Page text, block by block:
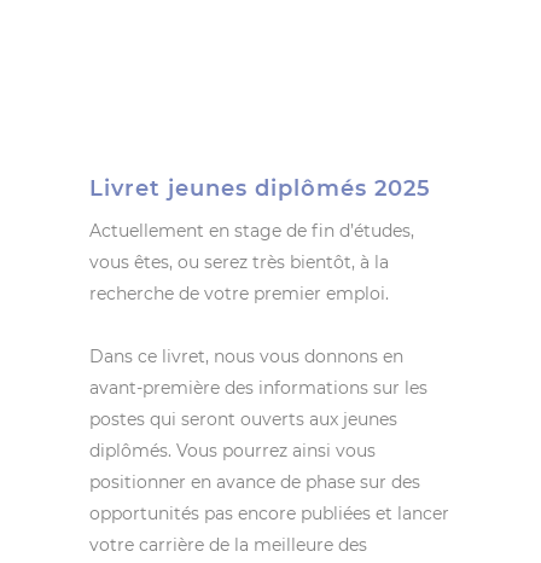
Livret jeunes diplômés 2025
Actuellement en stage de fin d’études,
vous êtes, ou serez très bientôt, à la
recherche de votre premier emploi.
Dans ce livret, nous vous donnons en
avant-première des informations sur les
postes qui seront ouverts aux jeunes
diplômés. Vous pourrez ainsi vous
positionner en avance de phase sur des
opportunités pas encore publiées et lancer
votre carrière de la meilleure des